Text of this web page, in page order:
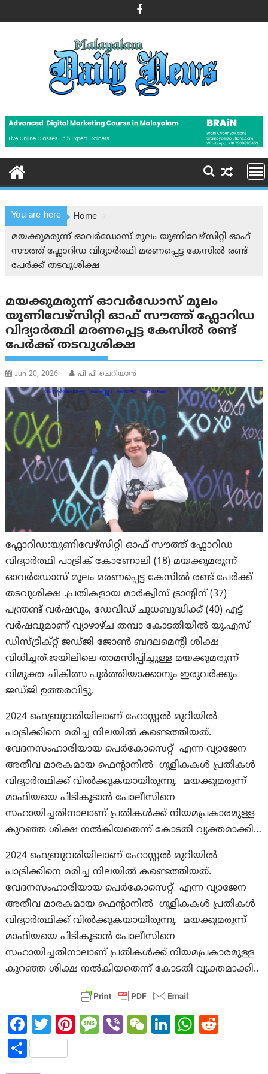
to
You are here
Home
മയക്കുമരുന്ന് ഓവർഡോസ് മൂലം യൂണിവേഴ്സിറ്റി ഓഫ്
സൗത്ത് ഫ്ലോറിഡ വിദ്യാർത്ഥി മരണപ്പെട്ട കേസിൽ രണ്ട്
പേർക്ക് തടവുശിക്ഷ
മയക്കുമരുന്ന് ഓവർഡോസ് മൂലം
യൂണിവേഴ്സിറ്റി ഓഫ് സൗത്ത് ഫ്ലോറിഡ
വിദ്യാർത്ഥി മരണപ്പെട്ട കേസിൽ രണ്ട്
പേർക്ക് തടവുശിക്ഷ
Jun 20, 2026 പി പി ചെറിയാൻ
ഫ്ലോറിഡ:യൂണിവേഴ്സിറ്റി ഓഫ് സൗത്ത് ഫ്ലോറിഡ
വിദ്യാർത്ഥി പാട്രിക് കോണോലി (18) മയക്കുമരുന്ന്
ഓവർഡോസ് മൂലം മരണപ്പെട്ട കേസിൽ രണ്ട് പേർക്ക്
തടവുശിക്ഷ .പ്രതികളായ മാർക്വിസ് ട്രാന്റിന് (37)
പന്ത്രണ്ട് വർഷവും, ഡേവിഡ് ചുധബുദ്ധിക്ക് (40) എട്ട്
വർഷവുമാണ് വ്യാഴാഴ്ച തമ്പാ കോടതിയിൽ യു.എസ്
ഡിസ്ട്രിക്റ്റ് ജഡ്ജി ജോൺ ബദലമെന്റി ശിക്ഷ
വിധിച്ചത്.ജയിലിലെ താമസിപ്പിച്ചുള്ള മയക്കുമരുന്ന്
വിമുക്ത ചികിത്സ പൂർത്തിയാക്കാനും ഇരുവർക്കും
ജഡ്ജി ഉത്തരവിട്ടു.
2024 ഫെബ്രുവരിയിലാണ് ഹോസ്റ്റൽ മുറിയിൽ
പാട്രിക്കിനെ മരിച്ച നിലയിൽ കണ്ടെത്തിയത്.
വേദനസംഹാരിയായ പെർകോസെറ്റ് എന്ന വ്യാജേന
അതീവ മാരകമായ ഫെന്റാനിൽ ഗുളികകൾ പ്രതികൾ
വിദ്യാർത്ഥിക്ക് വിൽക്കുകയായിരുന്നു. മയക്കുമരുന്ന്
മാഫിയയെ പിടികൂടാൻ പോലീസിനെ
സഹായിച്ചതിനാലാണ് പ്രതികൾക്ക് നിയമപ്രകാരമുള്ള
കുറഞ്ഞ ശിക്ഷ നൽകിയതെന്ന് കോടതി വ്യക്തമാക്കി…
2024 ഫെബ്രുവരിയിലാണ് ഹോസ്റ്റൽ മുറിയിൽ
പാട്രിക്കിനെ മരിച്ച നിലയിൽ കണ്ടെത്തിയത്.
വേദനസംഹാരിയായ പെർകോസെറ്റ് എന്ന വ്യാജേന
അതീവ മാരകമായ ഫെന്റാനിൽ ഗുളികകൾ പ്രതികൾ
വിദ്യാർത്ഥിക്ക് വിൽക്കുകയായിരുന്നു. മയക്കുമരുന്ന്
മാഫിയയെ പിടികൂടാൻ പോലീസിനെ
സഹായിച്ചതിനാലാണ് പ്രതികൾക്ക് നിയമപ്രകാരമുള്ള
കുറഞ്ഞ ശിക്ഷ നൽകിയതെന്ന് കോടതി വ്യക്തമാക്കി..
Fa
ce
b
T
w
itt
Pi M Vi W Li W
S
h